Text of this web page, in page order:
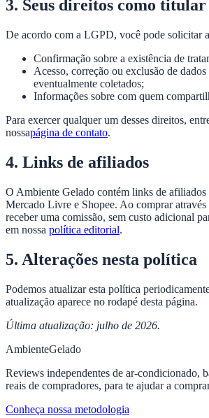
3. Seus direitos como titular
De acordo com a LGPD, você pode solicitar
Confirmação sobre a existência de
Acesso, correção ou exclusão de dados
eventualmente coletados;
Informações sobre com quem
Para exercer qualquer um desses direitos,
nossapágina de contato.
4. Links de afiliados
O Ambiente Gelado contém links de afiliados
Mercado Livre e Shopee. Ao comprar através
receber uma comissão, sem custo adicional
em nossa política editorial.
5. Alterações nesta política
Podemos atualizar esta política
atualização aparece no rodapé desta página.
Última atualização: julho de 2026.
AmbienteGelado
Reviews independentes de ar-condicionado,
reais de compradores, para te ajudar a
Conheça nossa metodologia